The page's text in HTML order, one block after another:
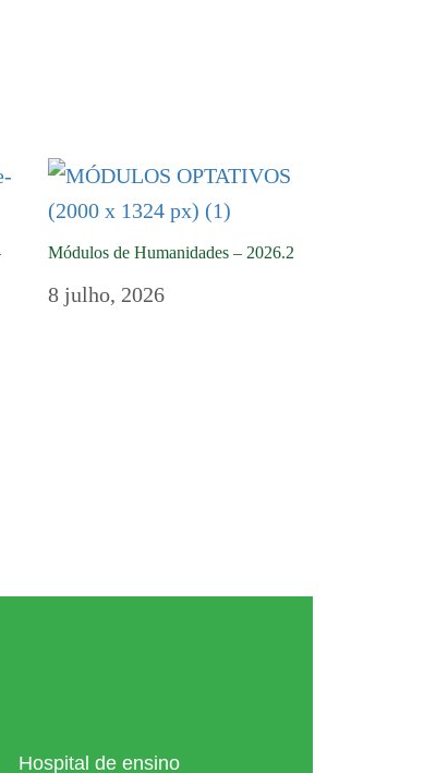
Módulos de Humanidades – 2026.2
8 julho, 2026
Hospital de ensino